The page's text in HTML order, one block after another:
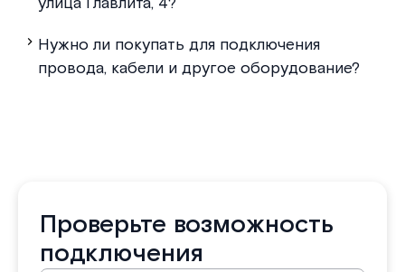
Нужно ли покупать для подключения
провода, кабели и другое оборудование?
Проверьте возможность
подключения